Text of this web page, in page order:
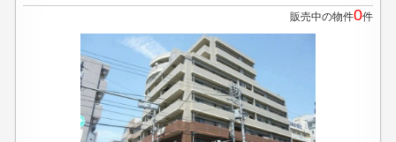
販売中の物件0件